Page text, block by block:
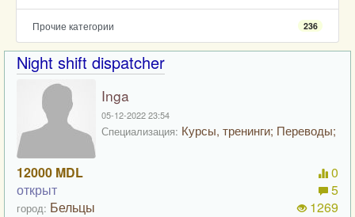
Прочие категории 236
Night shift dispatcher
Inga
05-12-2022 23:54
Специализация: Курсы, тренинги; Переводы;
12000 MDL
открыт
город: Бельцы
0
5
1269